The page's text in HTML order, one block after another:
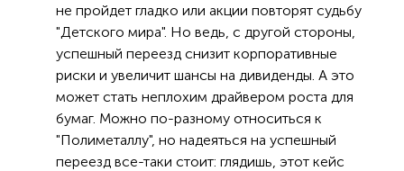
не пройдет гладко или акции повторят судьбу
"Детского мира". Но ведь, с другой стороны,
успешный переезд снизит корпоративные
риски и увеличит шансы на дивиденды. А это
может стать неплохим драйвером роста для
бумаг. Можно по-разному относиться к
"Полиметаллу", но надеяться на успешный
переезд все-таки стоит: глядишь, этот кейс